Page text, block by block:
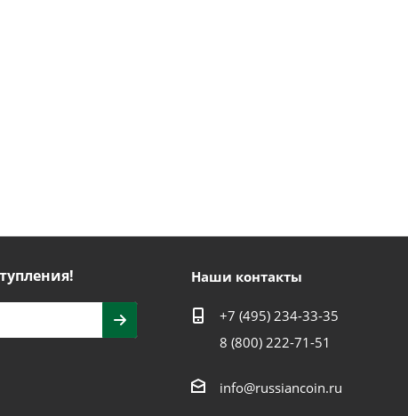
Наши контакты
+7 (495) 234-33-35
8 (800) 222-71-51
info@russiancoin.ru